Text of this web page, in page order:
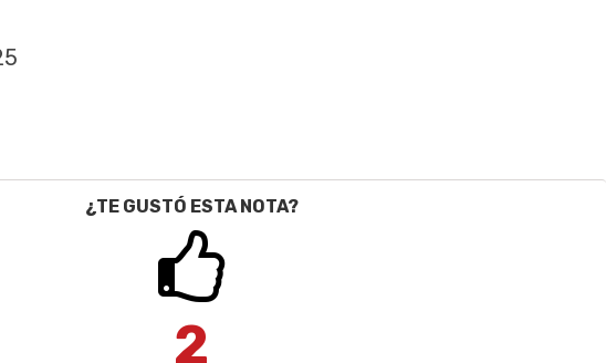
¿TE GUSTÓ ESTA NOTA?
2